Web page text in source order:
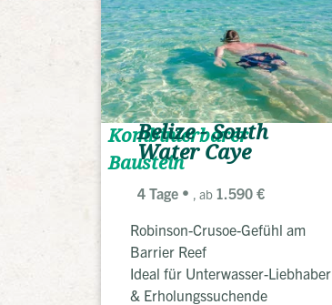
Kombinierbarer
Baustein
Belize - South
Water Caye
4 Tage , ab 1.590 €
Robinson-Crusoe-Gefühl am
Barrier Reef
Ideal für Unterwasser-Liebhaber
& Erholungssuchende